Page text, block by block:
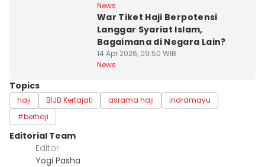
News
War Tiket Haji Berpotensi
Langgar Syariat Islam,
Bagaimana di Negara Lain?
14 Apr 2026, 09:50 WIB
News
Topics
haji BIJB Kertajati asrama haji
indramayu
#berhaji
Editorial Team
Editor
Yogi Pasha